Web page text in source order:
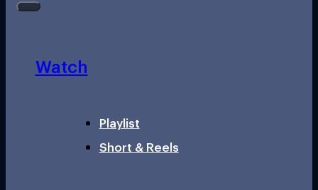
Watch
Playlist
Short & Reels